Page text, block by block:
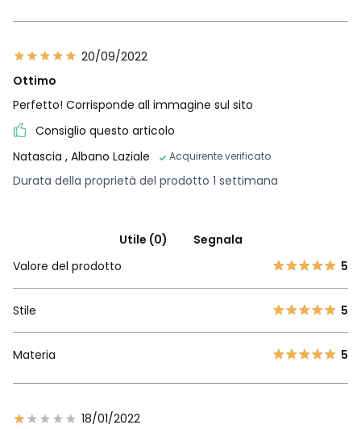
20/09/2022
Ottimo
Perfetto! Corrisponde all immagine sul sito
Consiglio questo articolo
Natascia , Albano Laziale Acquirente verificato
Durata della proprietà del prodotto 1 settimana
Utile (0)
Segnala
Valore del prodotto
5
Stile 5
Materia 5
18/01/2022